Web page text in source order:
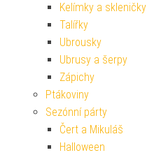
Kelímky a skleničky
Talířky
Ubrousky
Ubrusy a šerpy
Zápichy
Ptákoviny
Sezónní párty
Čert a Mikuláš
Halloween